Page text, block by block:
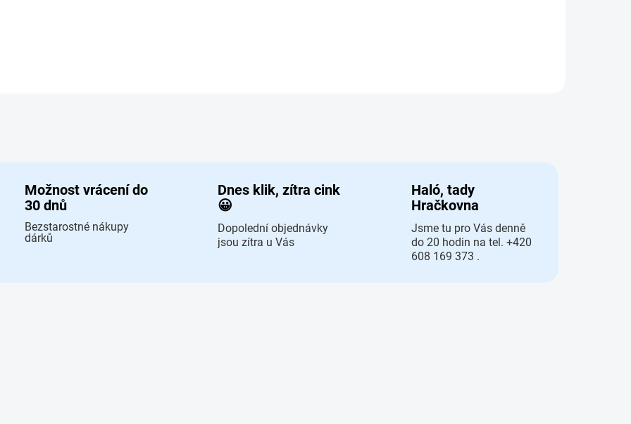
Možnost vrácení do
30 dnů
Bezstarostné nákupy
dárků
Dnes klik, zítra cink
😀
Dopolední objednávky
jsou zítra u Vás
Haló, tady
Hračkovna
Jsme tu pro Vás denně
do 20 hodin na tel. +420
608 169 373 .